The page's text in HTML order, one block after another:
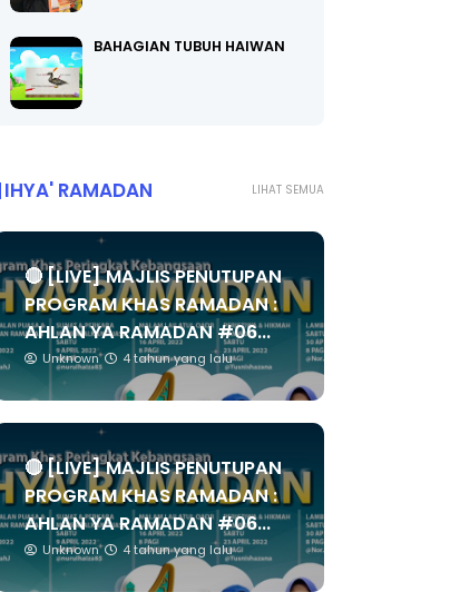
BAHAGIAN TUBUH HAIWAN
LIHAT SEMUA
IHYA' RAMADAN
🔴 [LIVE] MAJLIS PENUTUPAN
PROGRAM KHAS RAMADAN :
AHLAN YA RAMADAN #06...
Unknown 4 tahun yang lalu
🔴 [LIVE] MAJLIS PENUTUPAN
PROGRAM KHAS RAMADAN :
AHLAN YA RAMADAN #06...
Unknown 4 tahun yang lalu